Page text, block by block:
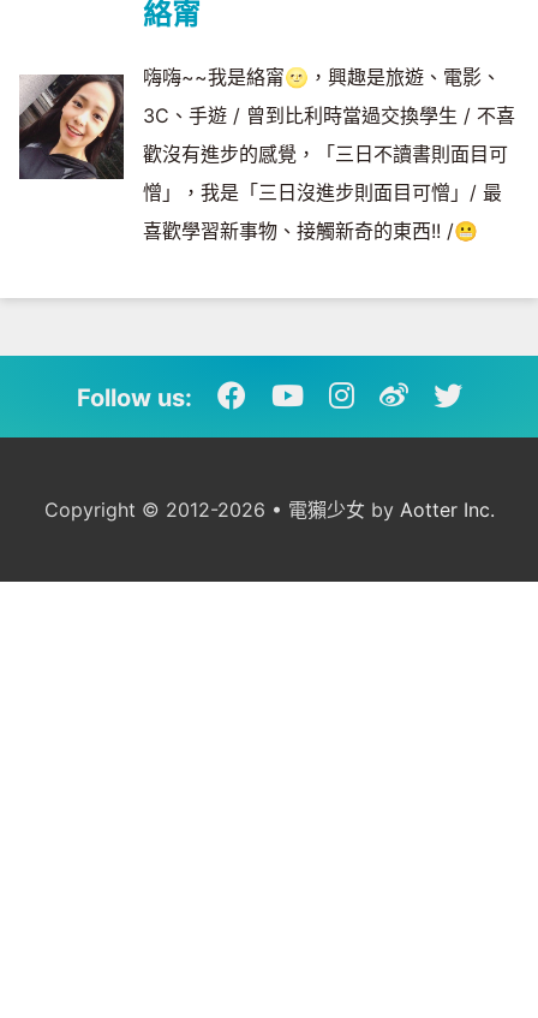
絡甯
嗨嗨~~我是絡甯🌝，興趣是旅遊、電影、
3C、手遊 / 曾到比利時當過交換學生 / 不喜
歡沒有進步的感覺，「三日不讀書則面目可
憎」，我是「三日沒進步則面目可憎」/ 最
喜歡學習新事物、接觸新奇的東西!! /😬
Follow us:
Copyright © 2012-2026 • 電獺少女 by Aotter Inc.